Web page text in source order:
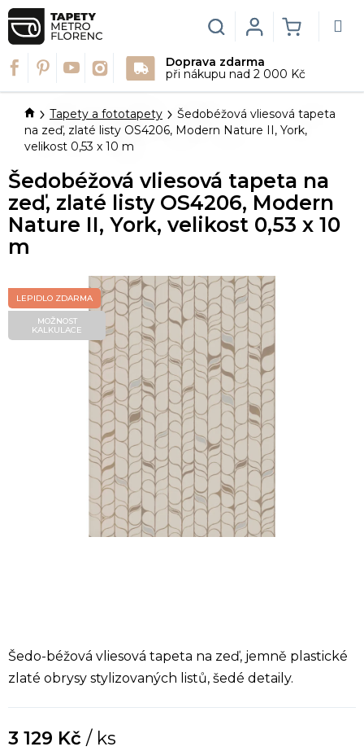
Přejít
na
obsah
Doprava zdarma
při nákupu nad 2 000 Kč
Hledat
KOŠÍK
Login
DomůTapety a fototapety
Šedobéžová vliesová tapeta
na zeď, zlaté listy OS4206, Modern Nature II, York,
velikost 0,53 x 10 m
Šedo-béžová vliesová tapeta na zeď, jemně plastické
zlaté obrysy stylizovaných listů, šedé detaily.
3 129 Kč / ks
Šedobéžová vliesová tapeta na
zeď, zlaté listy OS4206, Modern
Nature II, York, velikost 0,53 x 10
m
LEPIDLO ZDARMA
MOŽNOST
KALKULACE